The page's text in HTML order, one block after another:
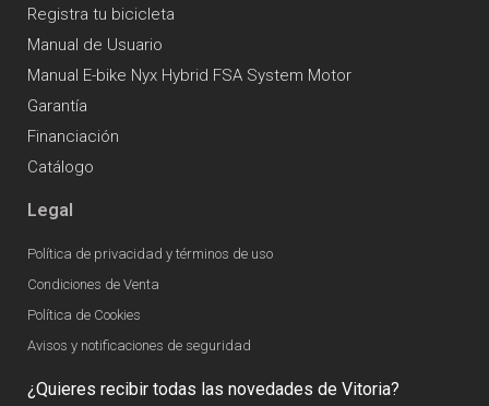
Registra tu bicicleta
Manual de Usuario
Manual E-bike Nyx Hybrid FSA System Motor
Garantía
Financiación
Catálogo
Legal
Política de privacidad y términos de uso
Condiciones de Venta
Política de Cookies
Avisos y notificaciones de seguridad
¿Quieres recibir todas las novedades de Vitoria?